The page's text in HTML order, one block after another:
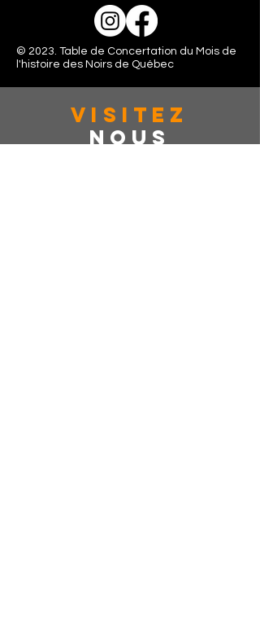
© 2023. Table de Concertation du Mois de
l'histoire des Noirs de Québec
VISITez
Nous